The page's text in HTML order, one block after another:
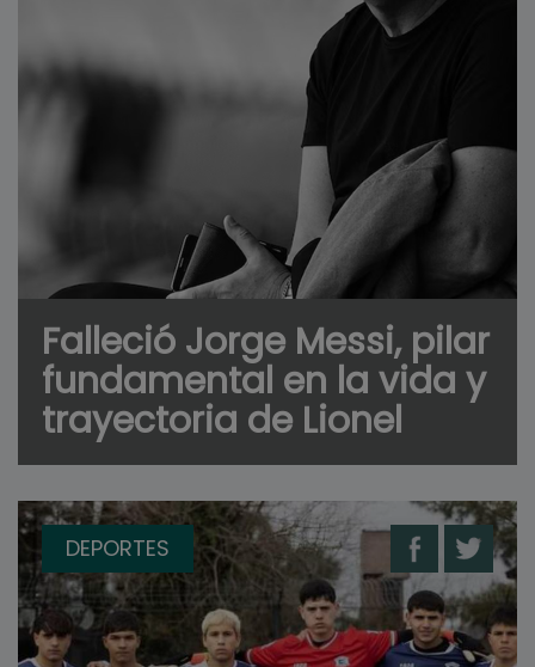
Falleció Jorge Messi, pilar
fundamental en la vida y
trayectoria de Lionel
DEPORTES